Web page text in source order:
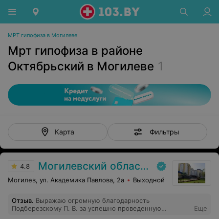
МРТ гипофиза в Могилеве
Мрт гипофиза в районе
Октябрьский в Могилеве 1
Карта Фильтры
4.8 Могилевский областной онкологический диспансер
Могилев, ул. Академика Павлова, 2а Выходной
Отзыв. Выражаю огромную благодарность
Подберезскому П. В. за успешно проведенную
Еще